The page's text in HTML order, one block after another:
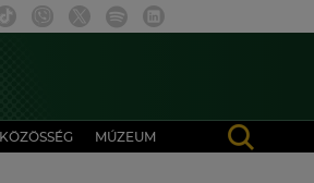
KÖZÖSSÉG MÚZEUM